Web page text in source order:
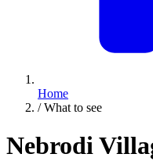
Home
/ What to see
Nebrodi